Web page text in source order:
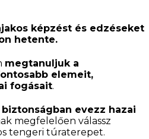
képzést és edzéseket
hetente.
megtanuljuk a
elemeit,
fogásait.
evezz hazai
megfelelően válassz
tengeri túraterepet.